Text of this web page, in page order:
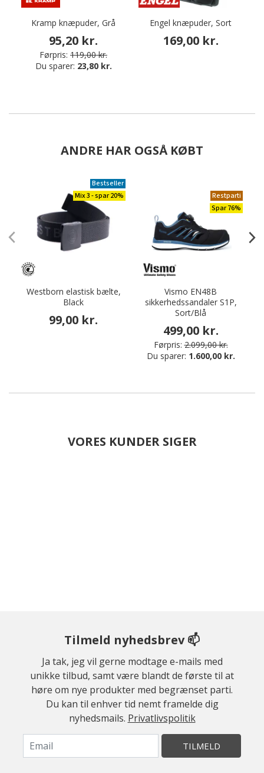
Kramp knæpuder, Grå
95,20 kr.
Førpris: 119,00 kr.
Du sparer: 23,80 kr.
Engel knæpuder, Sort
169,00 kr.
ANDRE HAR OGSÅ KØBT
Bestseller
Mix 3 - spar 20%
Westborn elastisk bælte,
Black
99,00 kr.
Restparti
Spar 76%
Vismo EN48B
sikkerhedssandaler S1P,
Sort/Blå
499,00 kr.
Førpris: 2.099,00 kr.
Du sparer: 1.600,00 kr.
VORES KUNDER SIGER
Tilmeld nyhedsbrev 📫
Ja tak, jeg vil gerne modtage e-mails med
unikke tilbud, samt være blandt de første til at
høre om nye produkter med begrænset parti.
Du kan til enhver tid nemt framelde dig
nyhedsmails. Privatlivspolitik
TILMELD